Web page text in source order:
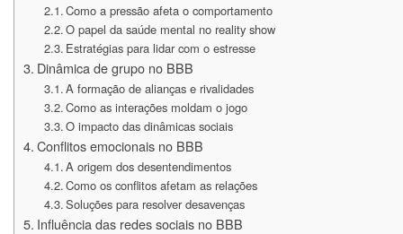
Como a pressão afeta o comportamento
O papel da saúde mental no reality show
Estratégias para lidar com o estresse
Dinâmica de grupo no BBB
A formação de alianças e rivalidades
Como as interações moldam o jogo
O impacto das dinâmicas sociais
Conflitos emocionais no BBB
A origem dos desentendimentos
Como os conflitos afetam as relações
Soluções para resolver desavenças
Influência das redes sociais no BBB